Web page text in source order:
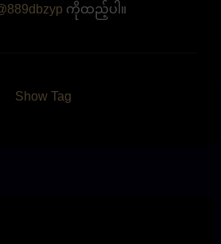
ကိုထည့်ပါ။
Show Tag